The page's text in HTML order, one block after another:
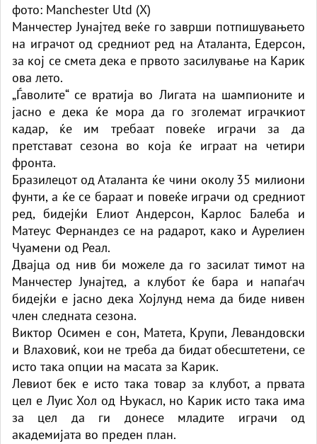
фото: Manchester Utd (X)
Манчестер Јунајтед веќе го заврши потпишувањето
на играчот од средниот ред на Аталанта, Едерсон,
за кој се смета дека е првото засилување на Карик
ова лето.
„Ѓаволите“ се вратија во Лигата на шампионите и
јасно е дека ќе мора да го зголемат играчкиот
кадар, ќе им требаат повеќе играчи за да
претстават сезона во која ќе играат на четири
фронта.
Бразилецот од Аталанта ќе чини околу 35 милиони
фунти, а ќе се бараат и повеќе играчи од средниот
ред, бидејќи Елиот Андерсон, Карлос Балеба и
Матеус Фернандез се на радарот, како и Аурелиен
Чуамени од Реал.
Двајца од нив би можеле да го засилат тимот на
Манчестер Јунајтед, а клубот ќе бара и напаѓач
бидејќи е јасно дека Хојлунд нема да биде нивен
член следната сезона.
Виктор Осимен е сон, Матета, Крупи, Левандовски
и Влаховиќ, кои не треба да бидат обесштетени, се
исто така опции на масата за Карик.
Левиот бек е исто така товар за клубот, а првата
цел е Луис Хол од Њукасл, но Карик исто така има
за цел да ги донесе младите играчи од
академијата во преден план.